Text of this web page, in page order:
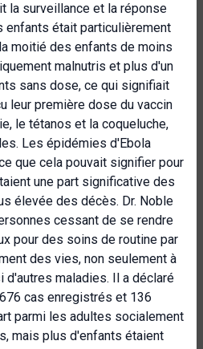
la surveillance et la réponse
enfants était particulièrement
moitié des enfants de moins
malnutris et plus d'un
sans dose, ce qui signifiait
leur première dose du vaccin
le tétanos et la coqueluche,
Les épidémies d'Ebola
que cela pouvait signifier pour
une part significative des
élevée des décès. Dr. Noble
cessant de se rendre
pour des soins de routine par
des vies, non seulement à
d'autres maladies. Il a déclaré
cas enregistrés et 136
parmi les adultes socialement
mais plus d'enfants étaient